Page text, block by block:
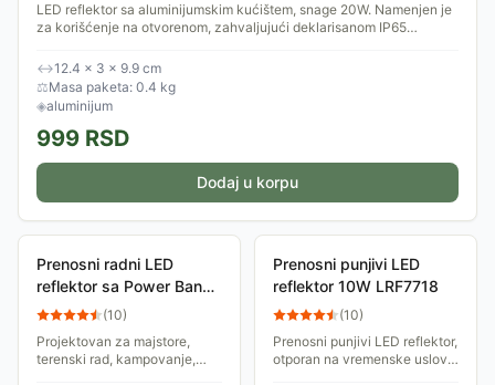
LED reflektor sa aluminijumskim kućištem, snage 20W. Namenjen je
za korišćenje na otvorenom, zahvaljujući deklarisanom IP65
↔12.4 × 3 × 9.9 cm
⚖Masa paketa: 0.4 kg
◈aluminijum
999 RSD
Dodaj u korpu
Prenosni radni LED
reflektor sa Power Bank
funkcijom(10)
Projektovan za majstore,
terenski rad, kampovanje,
Prenosni punjivi LED
reflektor 10W LRF7718
(10)
Prenosni punjivi LED reflektor,
otporan na vremenske uslove,